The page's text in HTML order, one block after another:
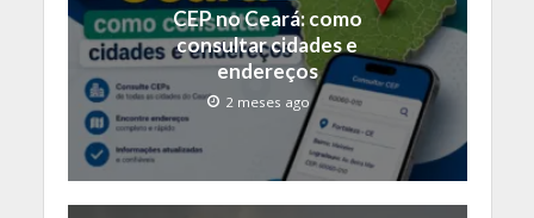
CEP no Ceará: como
consultar cidades e
endereços
2 meses ago